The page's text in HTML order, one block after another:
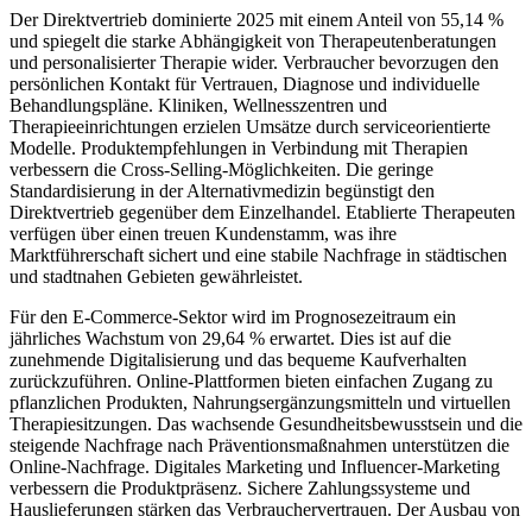
Der Direktvertrieb dominierte 2025 mit einem Anteil von 55,14 %
und spiegelt die starke Abhängigkeit von Therapeutenberatungen
und personalisierter Therapie wider. Verbraucher bevorzugen den
persönlichen Kontakt für Vertrauen, Diagnose und individuelle
Behandlungspläne. Kliniken, Wellnesszentren und
Therapieeinrichtungen erzielen Umsätze durch serviceorientierte
Modelle. Produktempfehlungen in Verbindung mit Therapien
verbessern die Cross-Selling-Möglichkeiten. Die geringe
Standardisierung in der Alternativmedizin begünstigt den
Direktvertrieb gegenüber dem Einzelhandel. Etablierte Therapeuten
verfügen über einen treuen Kundenstamm, was ihre
Marktführerschaft sichert und eine stabile Nachfrage in städtischen
und stadtnahen Gebieten gewährleistet.
Für den E-Commerce-Sektor wird im Prognosezeitraum ein
jährliches Wachstum von 29,64 % erwartet. Dies ist auf die
zunehmende Digitalisierung und das bequeme Kaufverhalten
zurückzuführen. Online-Plattformen bieten einfachen Zugang zu
pflanzlichen Produkten, Nahrungsergänzungsmitteln und virtuellen
Therapiesitzungen. Das wachsende Gesundheitsbewusstsein und die
steigende Nachfrage nach Präventionsmaßnahmen unterstützen die
Online-Nachfrage. Digitales Marketing und Influencer-Marketing
verbessern die Produktpräsenz. Sichere Zahlungssysteme und
Hauslieferungen stärken das Verbrauchervertrauen. Der Ausbau von